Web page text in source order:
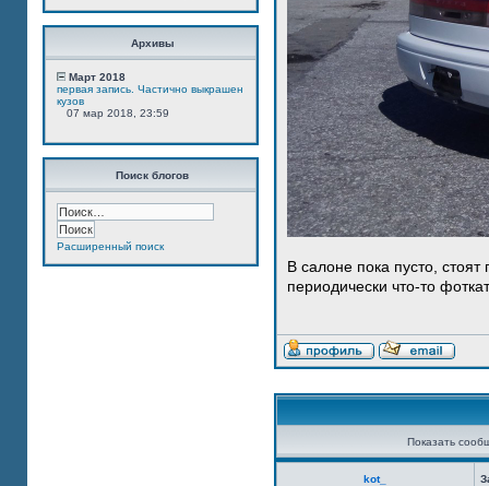
Архивы
Март 2018
первая запись. Частично выкрашен
кузов
07 мар 2018, 23:59
Поиск блогов
Расширенный поиск
В салоне пока пусто,
периодически что-то
Показать
kot_